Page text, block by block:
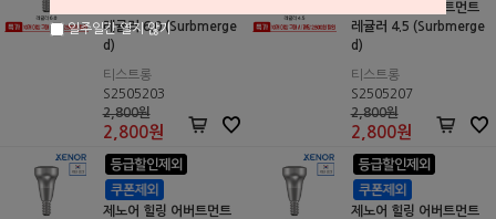
레귤러 6.0 (Surbmerge
d)
티스트롱
S2505203
2,800원
2,800원
제노어 힐링 어버트먼트
레귤러 4.5 (Surbmerge
d)
티스트롱
S2505207
2,800원
2,800원
제노어 힐링 어버트먼트
제노어 힐링 어버트먼트
일주일간 열지 않기